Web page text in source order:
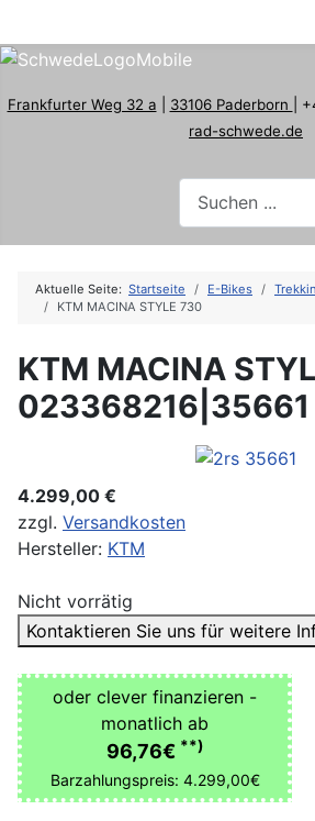
Frankfurter Weg 32 a 33106 Paderborn |
rad-schwede.de
Aktuelle Seite: Startseite E-Bikes
KTM MACINA STYLE 730
KTM MACINA
023368216|35661
4.299,00 €
zzgl. Versandkosten
Hersteller: KTM
Nicht vorrätig
Kontaktieren Sie uns für weitere
oder clever finanzieren -
monatlich ab
96,76€ **)
Barzahlungspreis: 4.299,00€